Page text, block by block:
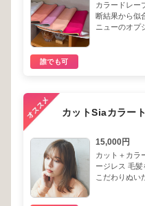
カラードレー
断結果から似
ニューのオプ
誰でも可
カットSiaカラー
15,000円
カット＋カラ
ージレス 毛髪
こだわりぬい